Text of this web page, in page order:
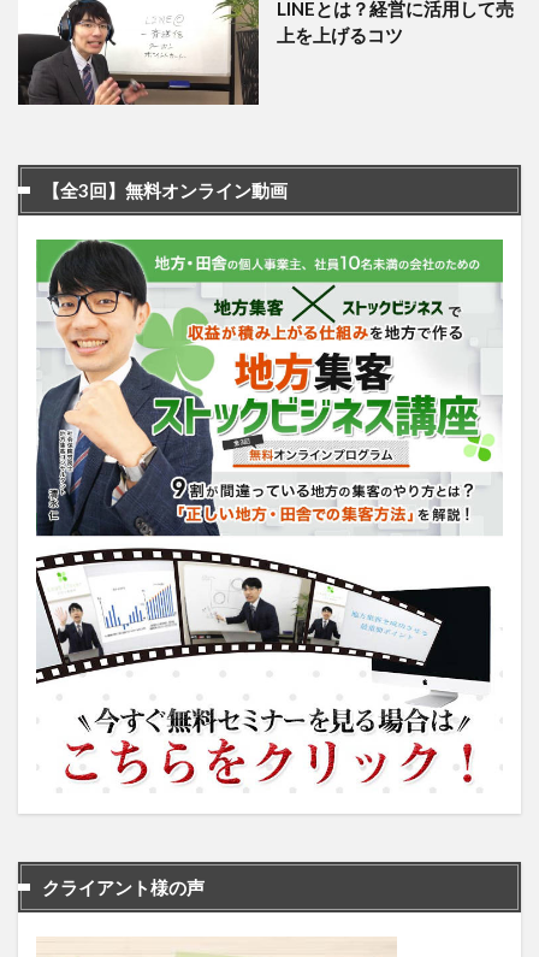
LINEとは？経営に活用して売
上を上げるコツ
【全3回】無料オンライン動画
クライアント様の声